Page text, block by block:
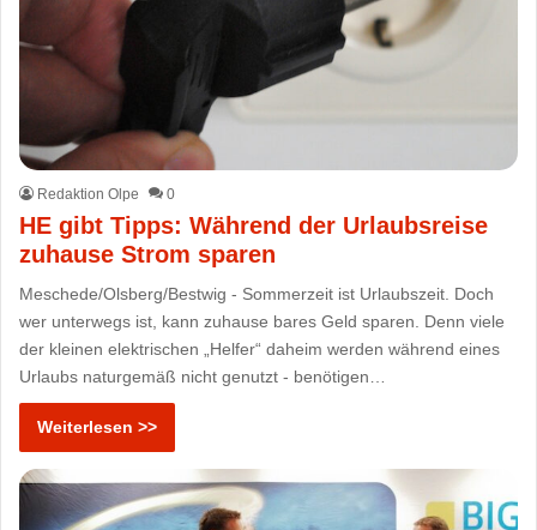
Redaktion Olpe 0
HE gibt Tipps: Während der Urlaubsreise
zuhause Strom sparen
Meschede/Olsberg/Bestwig - Sommerzeit ist Urlaubszeit. Doch
wer unterwegs ist, kann zuhause bares Geld sparen. Denn viele
der kleinen elektrischen „Helfer“ daheim werden während eines
Urlaubs naturgemäß nicht genutzt - benötigen…
Weiterlesen >>